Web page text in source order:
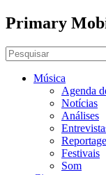
Primary
Música
Agenda
Notícias
Análises
Festivais
Som